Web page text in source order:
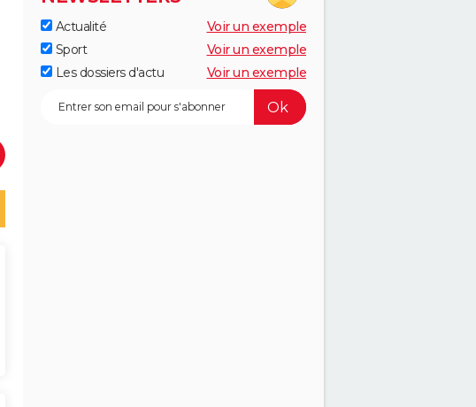
Actualité
Voir un exemple
Sport
Voir un exemple
Les dossiers d'actu
Voir un exemple